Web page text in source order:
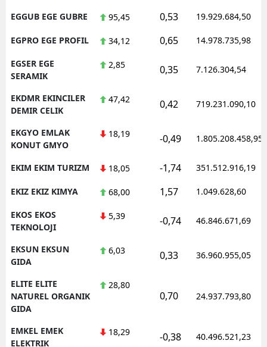
EGGUB EGE GUBRE 95,45 0,53 19.929.684,50
EGPRO EGE PROFIL 34,12 0,65 14.978.735,98
EGSER EGE
SERAMIK
2,85 0,35 7.126.304,54
EKDMR EKINCILER
DEMIR CELIK
47,42 0,42 719.231.090,10
EKGYO EMLAK
KONUT GMYO
18,19 -0,49 1.805.208.458,95
EKIM EKIM TURIZM 18,05 -1,74 351.512.916,19
EKIZ EKIZ KIMYA 68,00 1,57 1.049.628,60
EKOS EKOS
TEKNOLOJI
5,39 -0,74 46.846.671,69
EKSUN EKSUN
GIDA
6,03 0,33 36.960.955,05
ELITE ELITE
NATUREL ORGANIK
GIDA
28,80
0,70 24.937.793,80
EMKEL EMEK
ELEKTRIK
18,29 -0,38 40.496.521,23